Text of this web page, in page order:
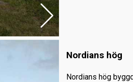
Nordians hög
Nordians hög